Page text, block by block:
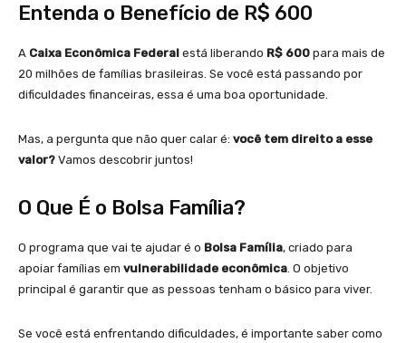
Entenda o Benefício de R$ 600
A Caixa Econômica Federal está liberando R$ 600 para mais de
20 milhões de famílias brasileiras. Se você está passando por
dificuldades financeiras, essa é uma boa oportunidade.
Mas, a pergunta que não quer calar é: você tem direito a esse
valor? Vamos descobrir juntos!
O Que É o Bolsa Família?
O programa que vai te ajudar é o Bolsa Família, criado para
apoiar famílias em vulnerabilidade econômica. O objetivo
principal é garantir que as pessoas tenham o básico para viver.
Se você está enfrentando dificuldades, é importante saber como